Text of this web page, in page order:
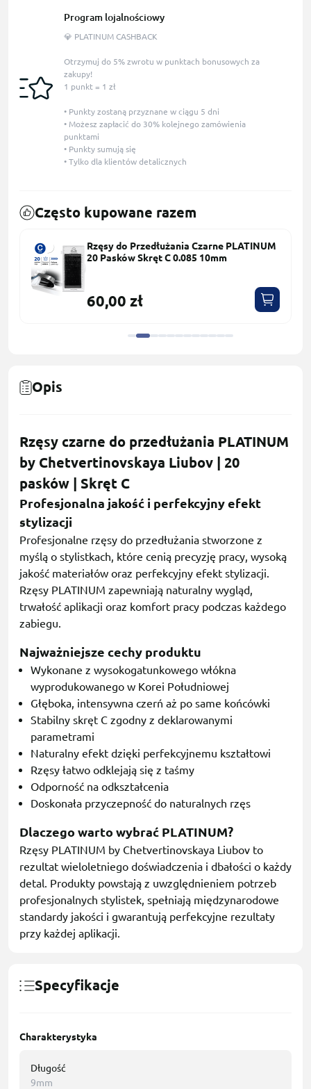
Program lojalnościowy
💎 PLATINUM CASHBACK
Otrzymuj do 5% zwrotu w punktach bonusowych za
zakupy!
1 punkt = 1 zł
• Punkty zostaną przyznane w ciągu 5 dni
• Możesz zapłacić do 30% kolejnego zamówienia
punktami
• Punkty sumują się
• Tylko dla klientów detalicznych
Często kupowane razem
Rzęsy do Przedłużania Czarne PLATINUM
20 Pasków Skręt С 0.085 10mm
60,00 zł
Opis
Rzęsy czarne do przedłużania PLATINUM
by Chetvertinovskaya Liubov | 20
pasków | Skręt C
Profesjonalna jakość i perfekcyjny efekt
stylizacji
Profesjonalne rzęsy do przedłużania stworzone z
myślą o stylistkach, które cenią precyzję pracy, wysoką
jakość materiałów oraz perfekcyjny efekt stylizacji.
Rzęsy PLATINUM zapewniają naturalny wygląd,
trwałość aplikacji oraz komfort pracy podczas każdego
zabiegu.
Najważniejsze cechy produktu
Wykonane z wysokogatunkowego włókna
wyprodukowanego w Korei Południowej
Głęboka, intensywna czerń aż po same końcówki
Stabilny skręt C zgodny z deklarowanymi
parametrami
Naturalny efekt dzięki perfekcyjnemu kształtowi
Rzęsy łatwo odklejają się z taśmy
Odporność na odkształcenia
Doskonała przyczepność do naturalnych rzęs
Dlaczego warto wybrać PLATINUM?
Rzęsy PLATINUM by Chetvertinovskaya Liubov to
rezultat wieloletniego doświadczenia i dbałości o każdy
detal. Produkty powstają z uwzględnieniem potrzeb
profesjonalnych stylistek, spełniają międzynarodowe
standardy jakości i gwarantują perfekcyjne rezultaty
przy każdej aplikacji.
Specyfikacje
Charakterystyka
Długość
9mm